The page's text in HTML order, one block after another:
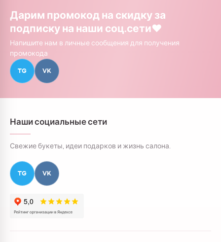
Дарим промокод на скидку за
подписку на наши соц.сети❤️
Напишите нам в личные сообщения для получения
промокода
TG VK
Наши социальные сети
Свежие букеты, идеи подарков и жизнь салона.
TG VK